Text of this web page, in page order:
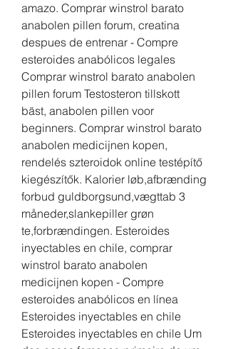
amazo. Comprar winstrol barato
anabolen pillen forum, creatina
despues de entrenar - Compre
esteroides anabólicos legales
Comprar winstrol barato anabolen
pillen forum Testosteron tillskott
bäst, anabolen pillen voor
beginners. Comprar winstrol barato
anabolen medicijnen kopen,
rendelés szteroidok online testépítő
kiegészítők. Kalorier løb,afbrænding
forbud guldborgsund,vægttab 3
måneder,slankepiller grøn
te,forbrændingen. Esteroides
inyectables en chile, comprar
winstrol barato anabolen
medicijnen kopen - Compre
esteroides anabólicos en línea
Esteroides inyectables en chile
Esteroides inyectables en chile Um